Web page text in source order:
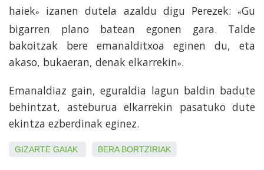
haiek» izanen dutela azaldu digu Perezek: «Gu
bigarren plano batean egonen gara. Talde
bakoitzak bere emanalditxoa eginen du, eta
akaso, bukaeran, denak elkarrekin».
Emanaldiaz gain, eguraldia lagun baldin badute
behintzat, asteburua elkarrekin pasatuko dute
ekintza ezberdinak eginez.
GIZARTE GAIAK BERA BORTZIRIAK